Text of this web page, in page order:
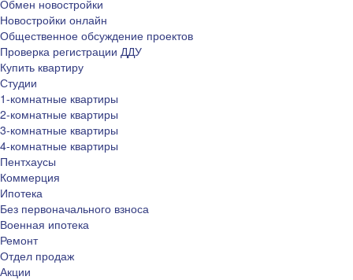
Обмен новостройки
Новостройки онлайн
Общественное обсуждение проектов
Проверка регистрации ДДУ
Купить квартиру
Студии
1-комнатные квартиры
2-комнатные квартиры
3-комнатные квартиры
4-комнатные квартиры
Пентхаусы
Коммерция
Ипотека
Без первоначального взноса
Военная ипотека
Ремонт
Отдел продаж
Акции